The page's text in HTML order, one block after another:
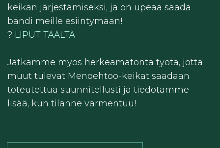
keikan järjestämiseksi, ja on upeaa saada
bändi meille esiintymään!
?️ LIPUT TÄÄLTÄ
Jatkamme myös herkeämätöntä työtä, jotta
muut tulevat Menoehtoo-keikat saadaan
toteutettua suunnitellusti ja tiedotamme
lisää, kun tilanne varmentuu!